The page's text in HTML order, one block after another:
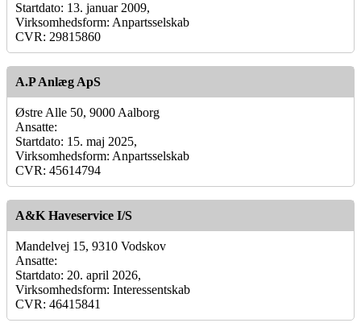
Startdato: 13. januar 2009,
Virksomhedsform: Anpartsselskab
CVR: 29815860
A.P Anlæg ApS
Østre Alle 50, 9000 Aalborg
Ansatte:
Startdato: 15. maj 2025,
Virksomhedsform: Anpartsselskab
CVR: 45614794
A&K Haveservice I/S
Mandelvej 15, 9310 Vodskov
Ansatte:
Startdato: 20. april 2026,
Virksomhedsform: Interessentskab
CVR: 46415841